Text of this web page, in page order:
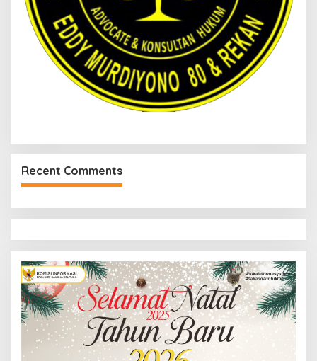
Recent Comments